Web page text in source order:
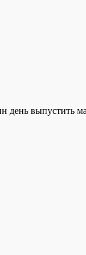
день выпустить